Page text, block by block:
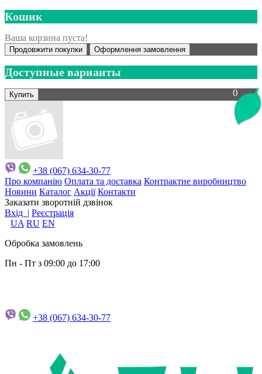
Кошик
Ваша корзина пуста!
Продовжити покупки Оформлення замовлення
0
Доступные варианты
+38 (067) 634-30-77
Про компанію Оплата та доставка Контрактне виробництво
Новини Каталог Акції Контакти
Заказати зворотній дзвінок
Вхід | Реєстрація
UA RU EN
Обробка замовлень
Пн - Пт з 09:00 до 17:00
+38 (067) 634-30-77